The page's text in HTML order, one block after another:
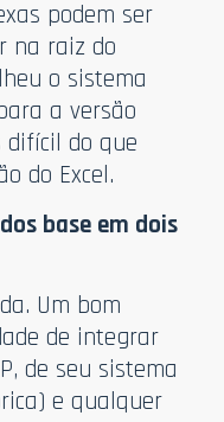
podem ser
na raiz do
o sistema
a versão
difícil do que
do Excel.
base em dois
Um bom
de integrar
de seu sistema
e qualquer